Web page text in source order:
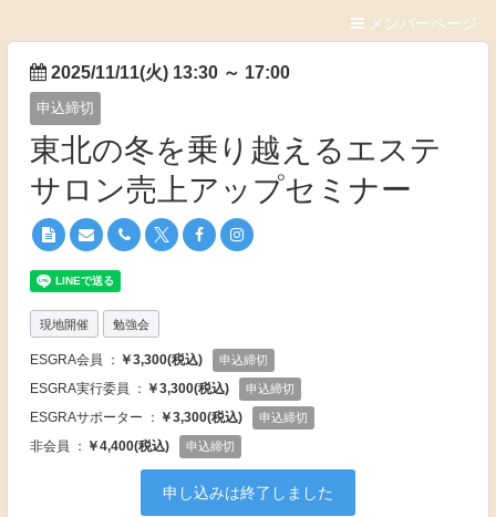
メンバーページ
2025/11/11(火) 13:30 ～ 17:00
申込締切
東北の冬を乗り越えるエステ
サロン売上アップセミナー
現地開催 勉強会
ESGRA会員 ： ￥3,300(税込) 申込締切
ESGRA実行委員 ： ￥3,300(税込) 申込締切
ESGRAサポーター ： ￥3,300(税込) 申込締切
非会員 ： ￥4,400(税込) 申込締切
申し込みは終了しました